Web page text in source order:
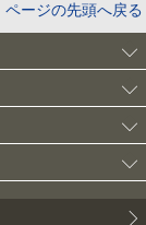
ページの先頭へ戻る